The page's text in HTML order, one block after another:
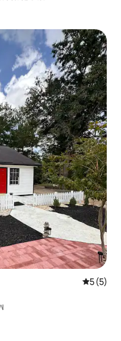
คะแนนเฉ
5 (5)